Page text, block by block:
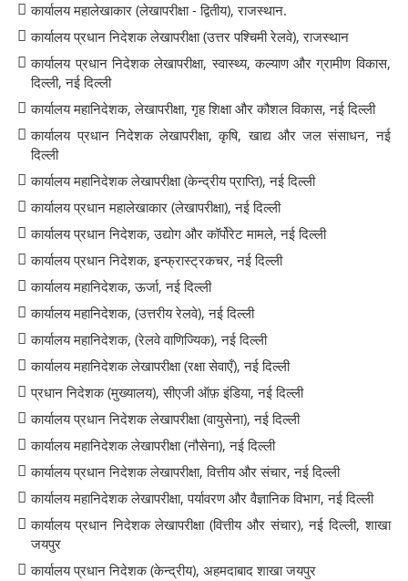
कार्यालय महालेखाकार (लेखापरीक्षा - द्वितीय), राजस्थान.
कार्यालय प्रधान निदेशक लेखापरीक्षा (उत्तर पश्चिमी रेलवे), राजस्थान
कार्यालय प्रधान निदेशक लेखापरीक्षा, स्वास्थ्य, कल्याण और ग्रामीण विकास,
दिल्ली, नई दिल्ली
कार्यालय महानिदेशक, लेखापरीक्षा, गृह शिक्षा और कौशल विकास, नई दिल्ली
कार्यालय प्रधान निदेशक लेखापरीक्षा, कृषि, खाद्य और जल संसाधन, नई
दिल्ली
कार्यालय महानिदेशक लेखापरीक्षा (केन्द्रीय प्राप्ति), नई दिल्ली
कार्यालय प्रधान महालेखाकार (लेखापरीक्षा), नई दिल्ली
कार्यालय प्रधान निदेशक, उद्योग और कॉर्पोरेट मामले, नई दिल्ली
कार्यालय प्रधान निदेशक, इन्फ्रास्ट्रकचर, नई दिल्ली
कार्यालय महानिदेशक, ऊर्जा, नई दिल्ली
कार्यालय महानिदेशक, (उत्तरीय रेलवे), नई दिल्ली
कार्यालय महानिदेशक, (रेलवे वाणिज्यिक), नई दिल्ली
कार्यालय महानिदेशक लेखापरीक्षा (रक्षा सेवाएँ), नई दिल्ली
प्रधान निदेशक (मुख्यालय), सीएजी ऑफ़ इंडिया, नई दिल्ली
कार्यालय प्रधान निदेशक लेखापरीक्षा (वायुसेना), नई दिल्ली
कार्यालय महानिदेशक लेखापरीक्षा (नौसेना), नई दिल्ली
कार्यालय प्रधान निदेशक लेखापरीक्षा, वित्तीय और संचार, नई दिल्ली
कार्यालय महानिदेशक लेखापरीक्षा, पर्यावरण और वैज्ञानिक विभाग, नई दिल्ली
कार्यालय प्रधान निदेशक लेखापरीक्षा (वित्तीय और संचार), नई दिल्ली, शाखा
जयपुर
कार्यालय प्रधान निदेशक (केन्द्रीय), अहमदाबाद शाखा जयपुर